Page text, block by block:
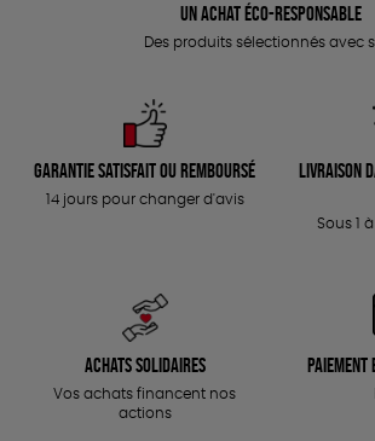
Un achat éco-responsable
Des produits sélectionnés avec
Garantie satisfait ou remboursé
14 jours pour changer d'avis
Livraison
Sous 1
Achats solidaires
Vos achats financent nos
actions